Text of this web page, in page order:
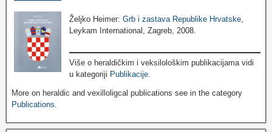
Željko Heimer:Grb i zastava Republike Hrvatske
Leykam International, Zagreb, 2008.
Više o heraldičkim i veksilološkim publikacijama vidi
u kategoriji Publikacije.
More on heraldic and vexilloligcal publications see in the category
Publications.